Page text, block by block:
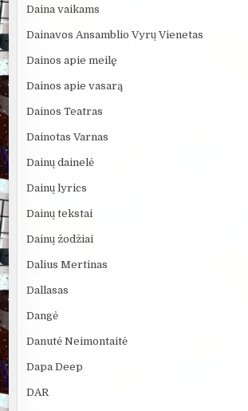
Daina vaikams
Dainavos Ansamblio Vyrų Vienetas
Dainos apie meilę
Dainos apie vasarą
Dainos Teatras
Dainotas Varnas
Dainų dainelė
Dainų lyrics
Dainų tekstai
Dainų žodžiai
Dalius Mertinas
Dallasas
Dangė
Danutė Neimontaitė
Dapa Deep
DAR